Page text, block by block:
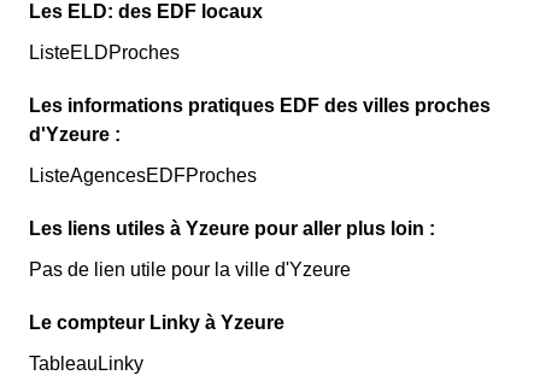
Les ELD: des EDF locaux
ListeELDProches
Les informations pratiques EDF des villes proches
d'Yzeure :
ListeAgencesEDFProches
Les liens utiles à Yzeure pour aller plus loin :
Pas de lien utile pour la ville d'Yzeure
Le compteur Linky à Yzeure
TableauLinky